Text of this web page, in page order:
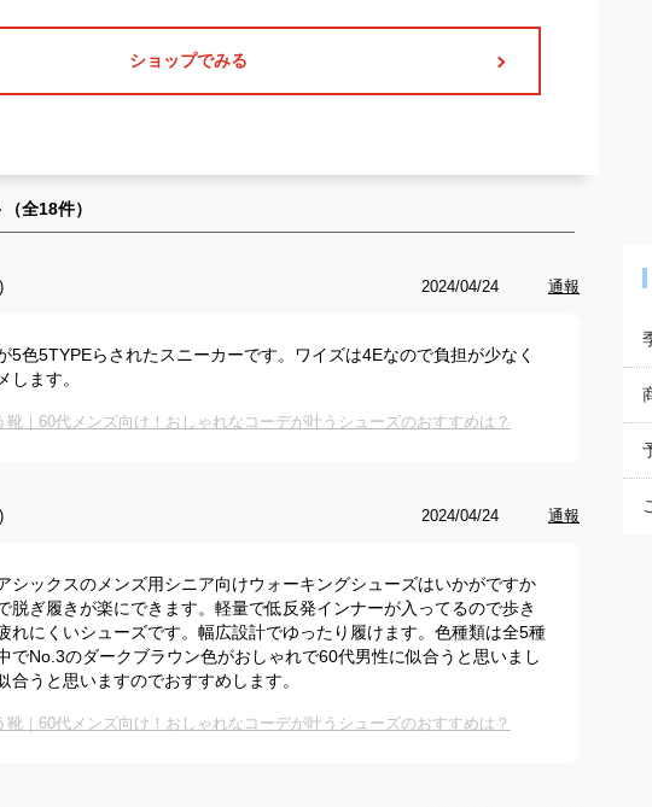
ショップでみる
（全18件）
2024/04/24 通報
5色5TYPEらされたスニーカーです。ワイズは4Eなので負担が少なく
します。
靴｜60代メンズ向け！おしゃれなコーデが叶うシューズのおすすめは？
2024/04/24 通報
シックスのメンズ用シニア向けウォーキングシューズはいかがですか
脱ぎ履きが楽にできます。軽量で低反発インナーが入ってるので歩き
れにくいシューズです。幅広設計でゆったり履けます。色種類は全5種
でNo.3のダークブラウン色がおしゃれで60代男性に似合うと思いまし
合うと思いますのでおすすめします。
靴｜60代メンズ向け！おしゃれなコーデが叶うシューズのおすすめは？